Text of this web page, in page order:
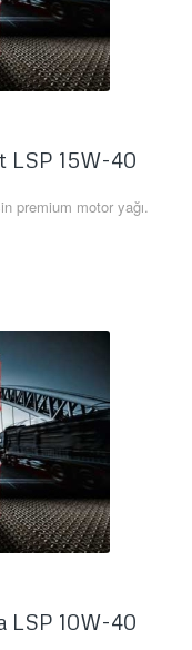
LSP 15W-40
premium motor yağı.
LSP 10W-40